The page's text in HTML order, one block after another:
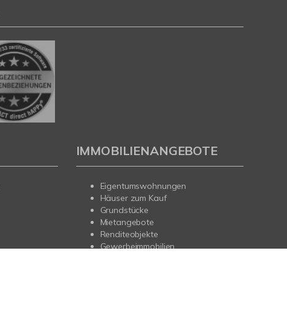
IMMOBILIENANGEBOTE
Eigentumswohnungen
Häuser zum Kauf
Grundstücke
Mietangebote
Renditeobjekte
Gewerbeimmobilien